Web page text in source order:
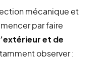
mécanique et
par faire
et de
observer :